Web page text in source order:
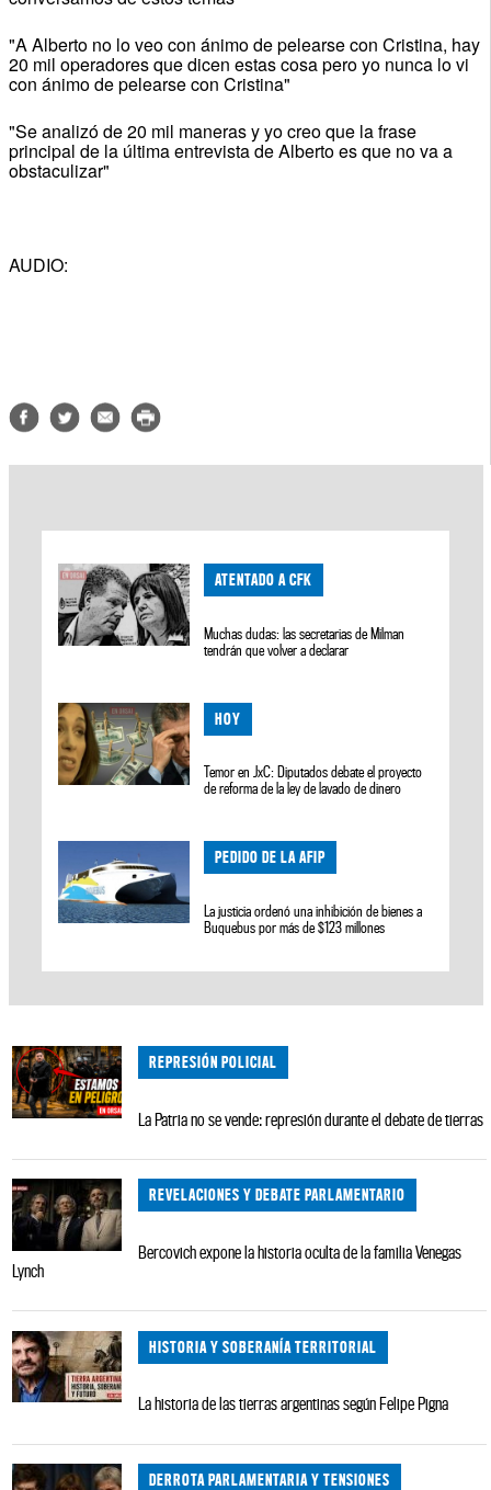
"A Alberto no lo veo con ánimo de pelearse con Cristina, hay
20 mil operadores que dicen estas cosa pero yo nunca lo vi
con ánimo de pelearse con Cristina"
"Se analizó de 20 mil maneras y yo creo que la frase
principal de la última entrevista de Alberto es que no va a
obstaculizar"
AUDIO:
ATENTADO A CFK
Muchas dudas: las secretarias de Milman
tendrán que volver a declarar
HOY
Temor en JxC: Diputados debate el proyecto
de reforma de la ley de lavado de dinero
PEDIDO DE LA AFIP
La justicia ordenó una inhibición de bienes a
Buquebus por más de $123 millones
REPRESIÓN POLICIAL
La Patria no se vende: represión durante el debate de tierras
REVELACIONES Y DEBATE PARLAMENTARIO
Bercovich expone la historia oculta de la familia Venegas
Lynch
HISTORIA Y SOBERANÍA TERRITORIAL
La historia de las tierras argentinas según Felipe Pigna
DERROTA PARLAMENTARIA Y TENSIONES